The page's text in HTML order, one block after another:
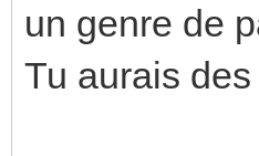
un genre de
Tu aurais